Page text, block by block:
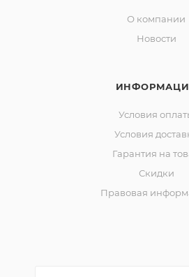
О компании
Новости
Условия
Условия
Гарантия на
Скидки
Правовая